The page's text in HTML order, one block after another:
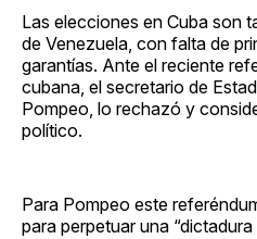
Las elecciones en Cuba son
de Venezuela, con falta de
garantías. Ante el reciente
cubana, el secretario de
Pompeo, lo rechazó y
político.
Para Pompeo este
para perpetuar una